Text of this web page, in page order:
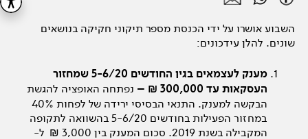
השבוע אושרו על ידי הכנסת מספר תיקוני חקיקה בנושאים
שונים. להלן עידכונים:
מענק לעצמאים בגין החודשים 5-6/20 שמחזור
העסקאות עד 300,000 ₪ –
נפתחה האופציה להגשת
הבקשה למענק. התנאי הבסיסי ירידה של לפחות 40%
במחזור הפעילות בחודשים 5-6/20 בהשוואה לתקופה
המקבילה בשנת 2019. סכום המענק בין 3,000 ₪ ל-